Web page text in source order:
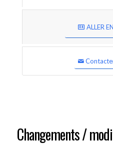
ALLER
Changements /